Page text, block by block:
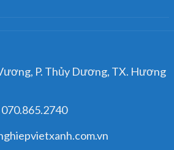
P. Thủy Dương, TX. Hương